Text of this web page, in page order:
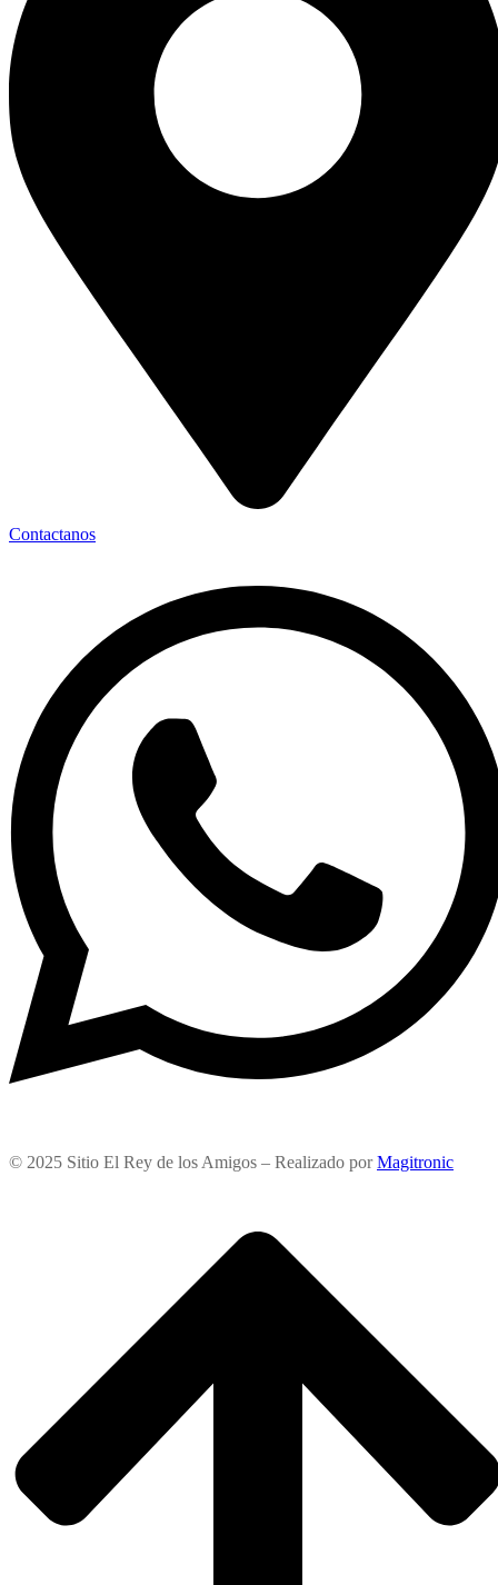
Contactanos
© 2025 Sitio El Rey de los Amigos – Realizado porMagitronic